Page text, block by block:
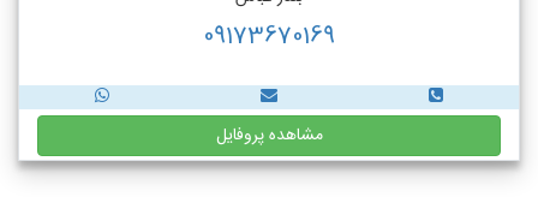
09173670169
مشاهده پروفایل